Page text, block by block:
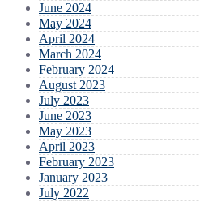
June 2024
May 2024
April 2024
March 2024
February 2024
August 2023
July 2023
June 2023
May 2023
April 2023
February 2023
January 2023
July 2022